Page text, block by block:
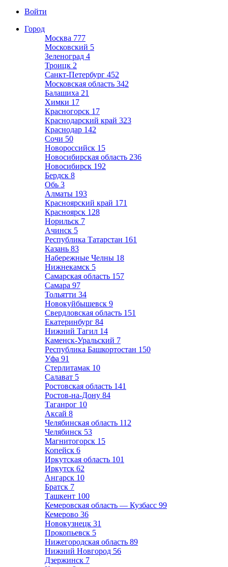
Войти
Город
Москва 777
Московский 5
Зеленоград 4
Троицк 2
Санкт-Петербург 452
Московская область 342
Балашиха 21
Химки 17
Красногорск 17
Краснодарский край 323
Краснодар 142
Сочи 50
Новороссийск 15
Новосибирская область 236
Новосибирск 192
Бердск 8
Обь 3
Алматы 193
Красноярский край 171
Красноярск 128
Норильск 7
Ачинск 5
Республика Татарстан 161
Казань 83
Набережные Челны 18
Нижнекамск 5
Самарская область 157
Самара 97
Тольятти 34
Новокуйбышевск 9
Свердловская область 151
Екатеринбург 84
Нижний Тагил 14
Каменск-Уральский 7
Республика Башкортостан 150
Уфа 91
Стерлитамак 10
Салават 5
Ростовская область 141
Ростов-на-Дону 84
Таганрог 10
Аксай 8
Челябинская область 112
Челябинск 53
Магнитогорск 15
Копейск 6
Иркутская область 101
Иркутск 62
Ангарск 10
Братск 7
Ташкент 100
Кемеровская область — Кузбасс 99
Кемерово 36
Новокузнецк 31
Прокопьевск 5
Нижегородская область 89
Нижний Новгород 56
Дзержинск 7